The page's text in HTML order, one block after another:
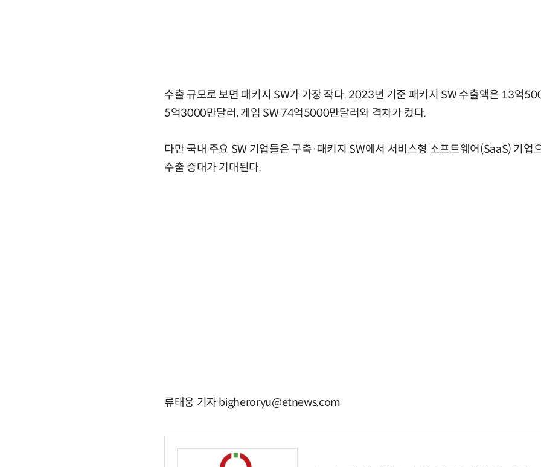
수출 규모로 보면 패키지 SW가 가장 작다. 2023년 기준 패키지 SW 수출액은 13억
5억3000만달러, 게임 SW 74억5000만달러와 격차가 컸다.
다만 국내 주요 SW 기업들은 구축·패키지 SW에서 서비스형 소프트웨어(SaaS) 기업
수출 증대가 기대된다.
류태웅 기자 bigheroryu@etnews.com